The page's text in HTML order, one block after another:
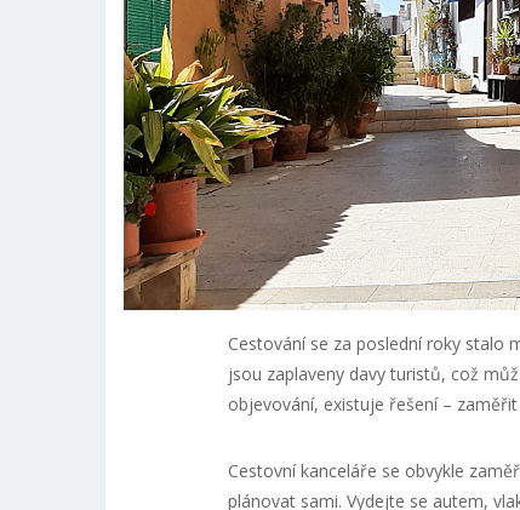
Cestování se za poslední roky stalo
jsou zaplaveny davy turistů, což
objevování, existuje řešení –
Cestovní kanceláře se obvykle
plánovat sami. Vydejte se autem,